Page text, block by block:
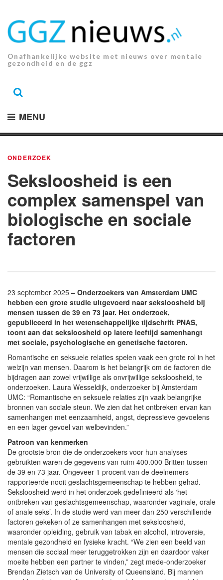
inhoud.
Onafhankelijke website met nieuws over mentale
gezondheid en de ggz
MENU
ONDERZOEK
Seksloosheid is een
complex samenspel van
biologische en sociale
factoren
23 september 2025 – Onderzoekers van Amsterdam UMC
hebben een grote studie uitgevoerd naar seksloosheid bij
mensen tussen de 39 en 73 jaar. Het onderzoek,
gepubliceerd in het wetenschappelijke tijdschrift PNAS,
toont aan dat seksloosheid op latere leeftijd samenhangt
met sociale, psychologische en genetische factoren.
Romantische en seksuele relaties spelen vaak een grote rol in het
welzijn van mensen. Daarom is het belangrijk om de factoren die
bijdragen aan zowel vrijwillige als onvrijwillige seksloosheid, te
onderzoeken. Laura Wesseldijk, onderzoeker bij Amsterdam
UMC: “Romantische en seksuele relaties zijn vaak belangrijke
bronnen van sociale steun. We zien dat het ontbreken ervan kan
samenhangen met eenzaamheid, angst, depressieve gevoelens
en een lager gevoel van welbevinden.”
Patroon van kenmerken
De grootste bron die de onderzoekers voor hun analyses
gebruikten waren de gegevens van ruim 400.000 Britten tussen
de 39 en 73 jaar. Ongeveer 1 procent van de deelnemers
rapporteerde nooit geslachtsgemeenschap te hebben gehad.
Seksloosheid werd in het onderzoek gedefinieerd als ‘het
ontbreken van geslachtsgemeenschap, waaronder vaginale, orale
of anale seks’. In de studie werd van meer dan 250 verschillende
factoren gekeken of ze samenhangen met seksloosheid,
waaronder opleiding, gebruik van tabak en alcohol, introversie,
mentale gezondheid en fysieke kracht. “We zien een beeld van
mensen die sociaal meer teruggetrokken zijn en daardoor vaker
moeite hebben een partner te vinden,” zegt mede-onderzoeker
Brendan Zietsch van de University of Queensland. Bij mannen